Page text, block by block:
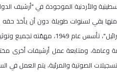
والأردنية الموجودة في "أرشيف
منها بقي لسنوات طويلة دون أن يأخذ
الأرشيف المعروف باسم "أرشيف الدّولة" وهو الأرشيف
وعامة، ومتابعة عمل أرشيفات أخرى
الصوتية والمرئية، يتم العمل في